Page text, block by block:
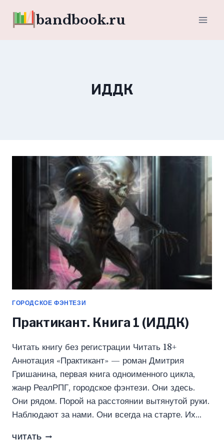
bandbook.ru
ИДДК
ГОРОДСКОЕ ФЭНТЕЗИ
Практикант. Книга 1 (ИДДК)
Читать книгу без регистрации Читать 18+
Аннотация «Практикант» — роман Дмитрия
Гришанина, первая книга одноименного цикла,
жанр РеалРПГ, городское фэнтези. Они здесь.
Они рядом. Порой на расстоянии вытянутой руки.
Наблюдают за нами. Они всегда на старте. Их…
ЧИТАТЬ ПРАКТИКАНТ.